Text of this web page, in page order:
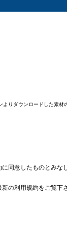
りダウンロードした素材
同意したものとみなし
の利用規約をご覧下さ